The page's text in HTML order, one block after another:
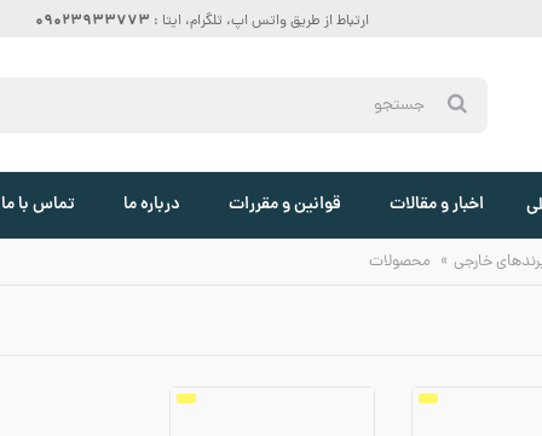
ارتباط از طریق واتس اپ، تلگرام، ایتا : 09023933773
اخبار و مقالات قوانین و مقررات درباره ما تماس با ما
خارجی » محصولات